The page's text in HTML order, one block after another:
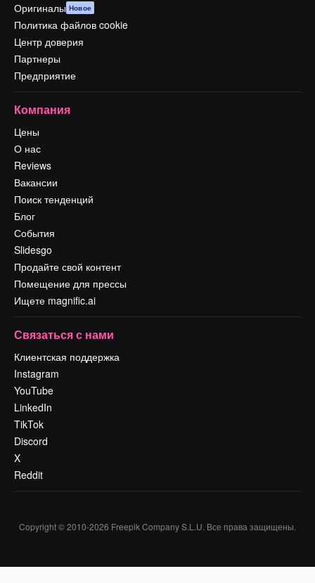
Оригиналы Новое
Политика файлов cookie
Центр доверия
Партнеры
Предприятие
Компания
Цены
О нас
Reviews
Вакансии
Поиск тенденций
Блог
События
Slidesgo
Продайте свой контент
Помещение для прессы
Ищете magnific.ai
Связаться с нами
Клиентская поддержка
Instagram
YouTube
LinkedIn
TikTok
Discord
X
Reddit
Copyright © 2010-2026 Freepik Company S.L.U. Все права защищены.